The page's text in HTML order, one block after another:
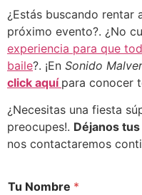
¿Estás buscando rentar
próximo evento?. ¿No
experiencia para que
baile?. ¡En Sonido
click aquí para conocer
¿Necesitas una fiesta
preocupes!. Déjanos
nos contactaremos
Tu Nombre *